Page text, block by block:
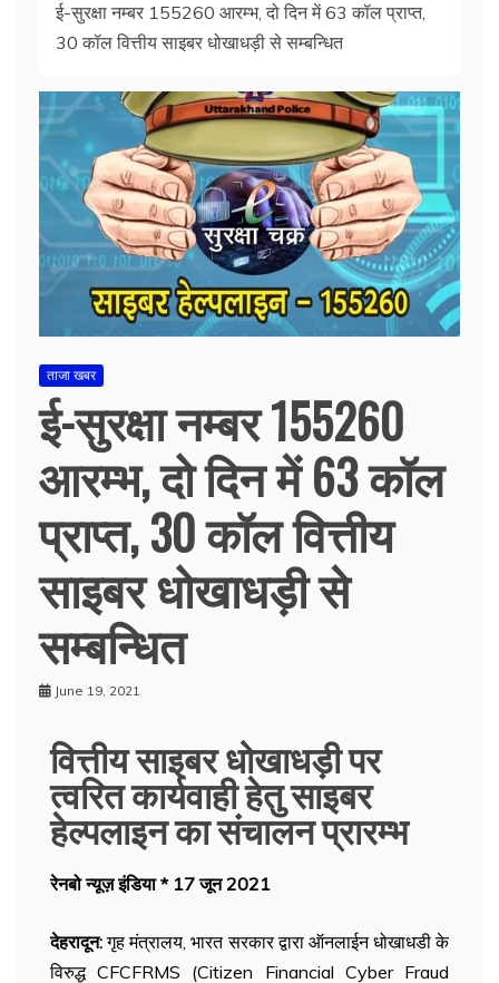
ई-सुरक्षा नम्बर 155260 आरम्भ, दो दिन में 63 कॉल प्राप्त,
30 कॉल वित्तीय साइबर धोखाधड़ी से सम्बन्धित
ताजा खबर
ई-सुरक्षा नम्बर 155260
आरम्भ, दो दिन में 63 कॉल
प्राप्त, 30 कॉल वित्तीय
साइबर धोखाधड़ी से
सम्बन्धित
June 19, 2021
वित्तीय साइबर धोखाधड़ी पर
त्वरित कार्यवाही हेतु साइबर
हेल्पलाइन का संचालन प्रारम्भ
रेनबो न्यूज़ इंडिया * 17 जून 2021
देहरादून:गृह मंत्रालय, भारत सरकार द्वारा ऑनलाईन धोखाधडी के
विरुद्ध CFCFRMS (Citizen Financial Cyber Fraud